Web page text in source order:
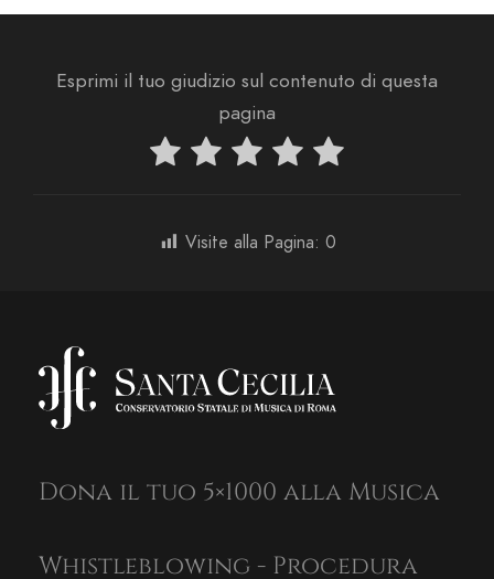
Esprimi il tuo giudizio sul contenuto di questa
pagina
Visite alla Pagina: 0
Dona il tuo 5×1000 alla Musica
Whistleblowing - Procedura